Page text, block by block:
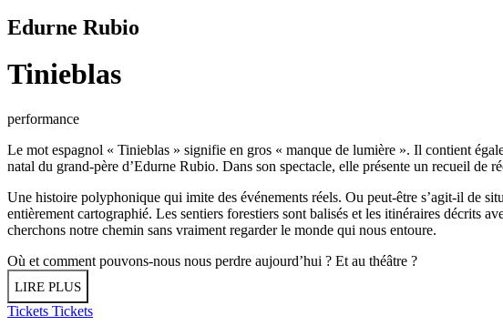
Edurne Rubio
Tinieblas
performance
Le mot espagnol « Tinieblas » signifie en gros « manque de lumière ». Il contient
natal du grand-père d’Edurne Rubio. Dans son spectacle, elle présente un recueil de
Une histoire polyphonique qui imite des événements réels. Ou peut-être s’agit-il de
entièrement cartographié. Les sentiers forestiers sont balisés et les itinéraires décrits
cherchons notre chemin sans vraiment regarder le monde qui nous entoure.
Où et comment pouvons-nous nous perdre aujourd’hui ? Et au théâtre ?
LIRE PLUS
Tickets Tickets